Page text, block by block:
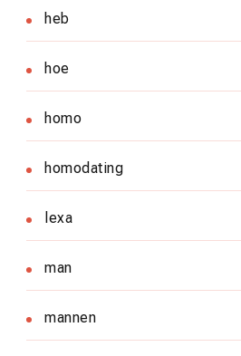
heb
hoe
homo
homodating
lexa
man
mannen